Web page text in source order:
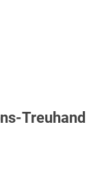
Treuhand